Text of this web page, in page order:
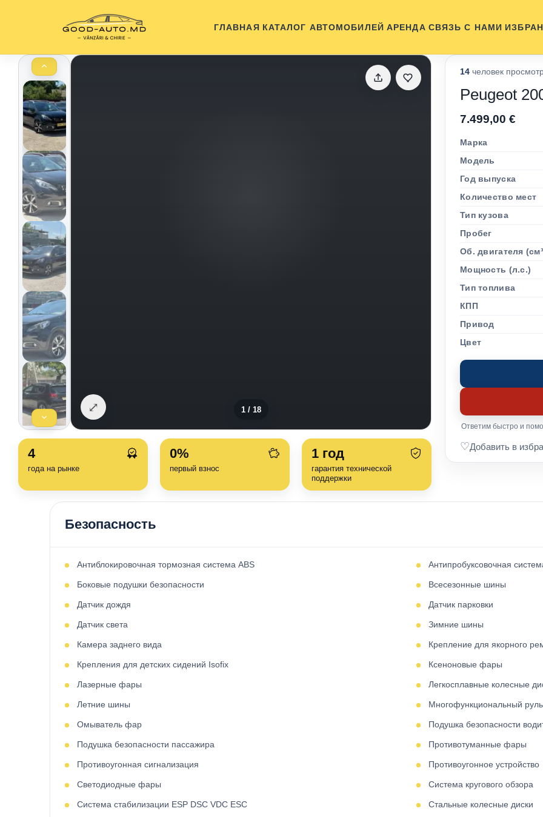
ГЛАВНАЯ КАТАЛОГ АВТОМОБИЛЕЙ АРЕНДА СВЯЗЬ С НАМИ
1/ 18
⤢
4
года на рынке
0%
первый взнос
1 год
гарантия технической
поддержки
14 человек
Peugeot
7.499,00 €
Марка
Модель
Год выпуска
Количество мест
Тип кузова
Пробег
Об. двигателя
Мощность (л.с.)
Тип топлива
КПП
Привод
Цвет
Ответим быстро и
♡Добавить в
Безопасность
Антиблокировочная тормозная система ABS Антипробуксовочная
Боковые подушки безопасности Всесезонные шины
Датчик дождя Датчик парковки
Датчик света Зимние шины
Камера заднего вида Крепление для якорного
Крепления для детских сидений Isofix Ксеноновые фары
Лазерные фары Легкосплавные колесные
Летние шины Многофункциональный руль
Омыватель фар Подушка безопасности
Подушка безопасности пассажира Противотуманные фары
Противоугонная сигнализация Противоугонное устройство
Светодиодные фары Система кругового обзора
Система стабилизации ESP DSC VDC ESC Стальные колесные диски